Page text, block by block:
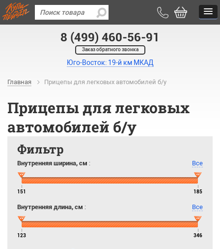
8 (499) 460-56-91
Заказ обратного звонка
Юго-Восток: 19-й км МКАД
Главная Прицепы для легковых автомобилей б/у
Прицепы для легковых
автомобилей б/у
Фильтр
Внутренняя ширина, см : Все
151 185
Внутренняя длина, см : Все
123 346